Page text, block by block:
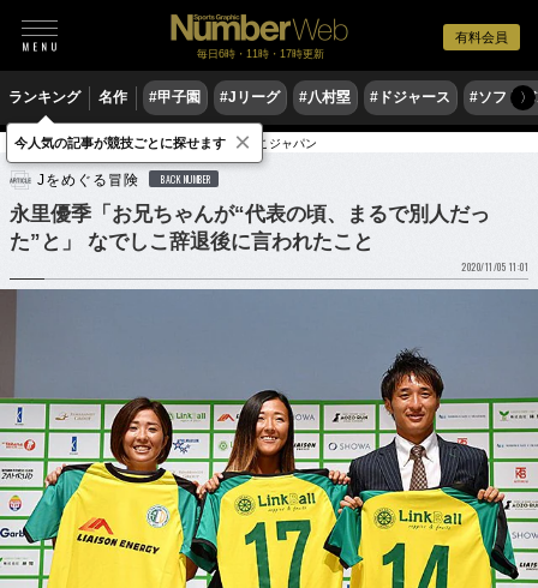
有料会員
毎日6時・11時・17時更新
ランキング 名作 #甲子園 #Jリーグ #八村塁 #ドジャース #ソフト〉
サッカー サッカー日本代表 なでしこジャパン
Jをめぐる冒険 BACK NUMBER
永里優季「お兄ちゃんが“代表の頃、まるで別人だっ
た”と」 なでしこ辞退後に言われたこと
2020/11/05 11:01
今人気の記事が競技ごとに探せます ×